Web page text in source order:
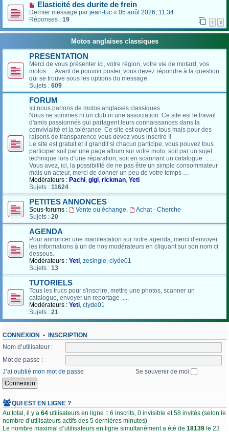
Elasticité des durite de frein
Dernier message par jean-luc « 05 août 2026, 11:34
Réponses : 19 1 2
Motos anglaises classiques
PRESENTATION
Merci de vous présenter ici, votre région, votre vie de motard, vos
motos .... Avant de pouvoir poster, vous devez répondre à la question
qui se trouve sous les options du message.
Sujets : 609
FORUM
Ici nous parlons de motos anglaises classiques.
Nous ne sommes ni un club ni une association. Ce site est le travail
d'amis passionnés qui partagent leurs connaissances dans la
convivialité et la tolérance. Ce site est ouvert à tous mais pour des
raisons de transparence vous devez vous inscrire !!
Le site est gratuit et il grandit si chacun participe, vous pouvez tous
participer soit par une page album sur votre moto, soit par un sujet
technique lors d’une réparation, soit en scannant un catalogue ……
Vous avez, ici, la possibilité de ne pas être un simple consommateur
mais un acteur, merci de donner un peu de votre temps …
Modérateurs : Pachi, gigi, rickman, Yeti
Sujets : 11624
PETITES ANNONCES
Sous-forums : Vente ou échange,
Achat - Cherche
Sujets : 20
AGENDA
Pour annoncer une manifestation sur notre agenda, merci d'envoyer
les informations à un de nos modérateurs en cliquant sur son nom ci
dessous.
Modérateurs : Yeti, zesingle, clyde01
Sujets : 13
TUTORIELS
Tous les trucs pour s'inscrire, mettre une photos, scanner un
catalogue, envoyer un reportage .....
Modérateurs : Yeti, clyde01
Sujets : 21
CONNEXION • INSCRIPTION
Nom d’utilisateur :
Mot de passe :
J’ai oublié mon mot de passe
Se souvenir de moi
QUI EST EN LIGNE ?
Au total, il y a 64 utilisateurs en ligne :: 6 inscrits, 0 invisible et 58 invités (selon le
nombre d’utilisateurs actifs des 5 dernières minutes)
Le nombre maximal d’utilisateurs en ligne simultanément a été de 18139 le 23